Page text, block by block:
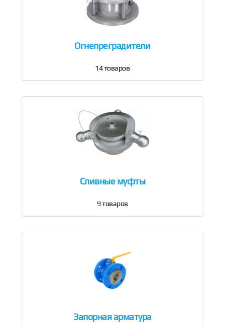
Огнепреградители
14товаров
Сливные муфты
9товаров
Запорная арматура